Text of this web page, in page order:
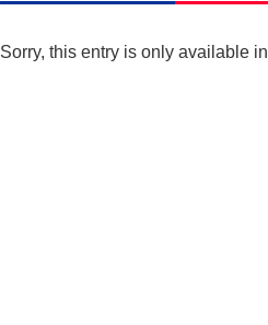
Sorry, this entry is only available in